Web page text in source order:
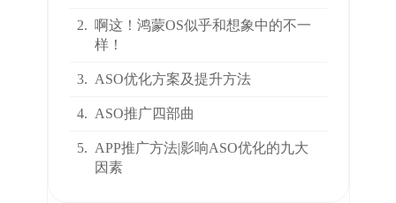
2. 啊这！鸿蒙OS似乎和想象中的不一
样！
3. ASO优化方案及提升方法
4. ASO推广四部曲
5. APP推广方法|影响ASO优化的九大
因素